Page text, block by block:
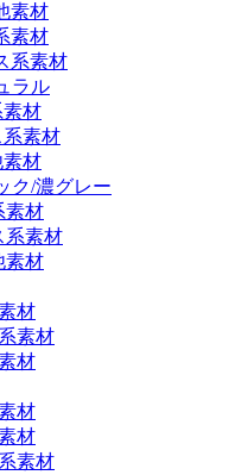
素材
素材
系素材
ラル
材
素材
材
ク/濃グレー
素材
系素材
素材
材
素材
材
材
材
素材